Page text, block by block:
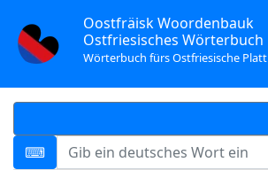
Oostfräisk Woordenbauk
Ostfriesisches Wörterbuch
Wörterbuch fürs Ostfriesische Platt